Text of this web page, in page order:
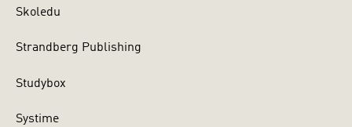
Skoledu
Strandberg Publishing
Studybox
Systime